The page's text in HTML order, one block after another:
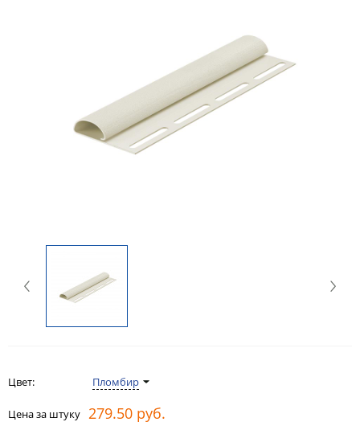
Цвет: Пломбир
Цена за штуку 279.50 руб.